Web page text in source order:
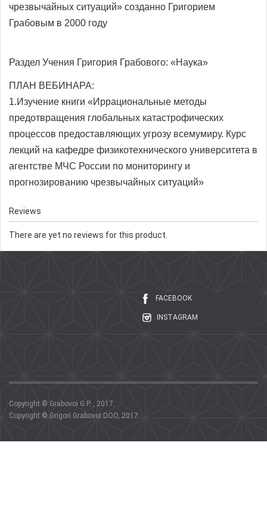
чрезвычайных ситуаций» созданно Григорием
Грабовым в 2000 году
Раздел Учения Григория Грабового: «Наука»
ПЛАН ВЕБИНАРА:
1.Изучение книги «Иррациональные методы
предотвращения глобальных катастрофических
процессов предоставляющих угрозу всемумиру. Курс
лекций на кафедре физикотехнического университета в
агентстве МЧС России по мониторингу и
прогнозированию чрезвычайных ситуаций»
Reviews
There are yet no reviews for this product.
FACEBOOK
INSTAGRAM
Copyright © Grabovoi G.P. , 2017.
Copyright © Grigori Grabovoi DOO, 2017.